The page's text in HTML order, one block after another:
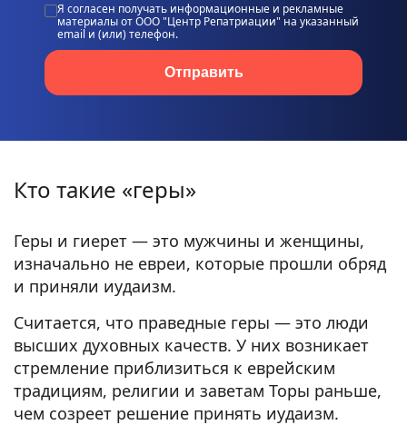
Я согласен получать информационные и рекламные
материалы от ООО "Центр Репатриации" на указанный
email и (или) телефон.
Отправить
Кто такие «геры»
Геры и гиерет — это мужчины и женщины,
изначально не евреи, которые прошли обряд
и приняли иудаизм.
Считается, что праведные геры — это люди
высших духовных качеств. У них возникает
стремление приблизиться к еврейским
традициям, религии и заветам Торы раньше,
чем созреет решение принять иудаизм.